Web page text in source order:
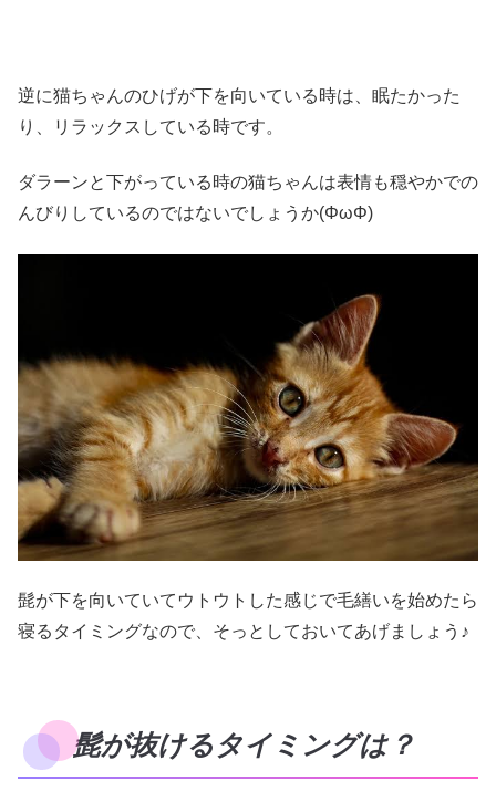
逆に猫ちゃんのひげが下を向いている時は、眠たかった
り、リラックスしている時です。
ダラーンと下がっている時の猫ちゃんは表情も穏やかでの
んびりしているのではないでしょうか(ΦωΦ)
髭が下を向いていてウトウトした感じで毛繕いを始めたら
寝るタイミングなので、そっとしておいてあげましょう♪
髭が抜けるタイミングは？